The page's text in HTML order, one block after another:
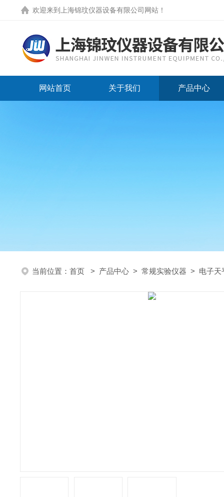
欢迎来到 上海锦玟仪器设备有限公司网站 ！
网站首页 关于我们 产品中心
当前位置： 首页 > 产品中心 > 常规实验仪器 > 电子天